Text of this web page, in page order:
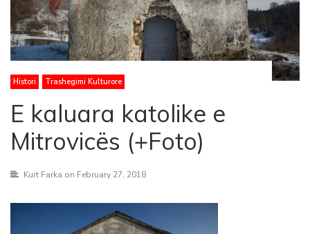
Histori Trashegimi Kulturore
E kaluara katolike e
Mitrovicës (+Foto)
Kurt Farka on February 27, 2018